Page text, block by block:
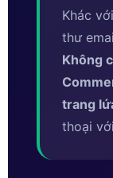
Khác
thư
Không
trang
thoại